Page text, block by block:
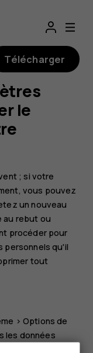
Télécharger
le
; si votre
vous pouvez
un nouveau
au rebut ou
procéder pour
personnels qu'il
tout
> Options de
les données